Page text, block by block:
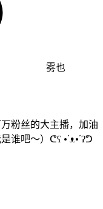
雾也
粉丝的大主播，加油
谁吧～）ᕦʕ •`ᴥ•´ʔᕤ